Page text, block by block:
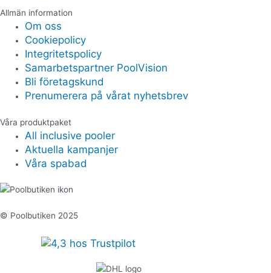
Allmän information
Om oss
Cookiepolicy
Integritetspolicy
Samarbetspartner PoolVision
Bli företagskund
Prenumerera på vårat nyhetsbrev
Våra produktpaket
All inclusive pooler
Aktuella kampanjer
Våra spabad
© Poolbutiken 2025